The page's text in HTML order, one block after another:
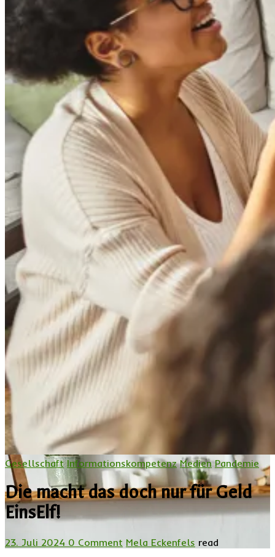
Gesellschaft Informationskompetenz Medien Pandemie
Die macht das doch nur für Geld
EinsElf!
23. Juli 2024 0 Comment Mela Eckenfels read